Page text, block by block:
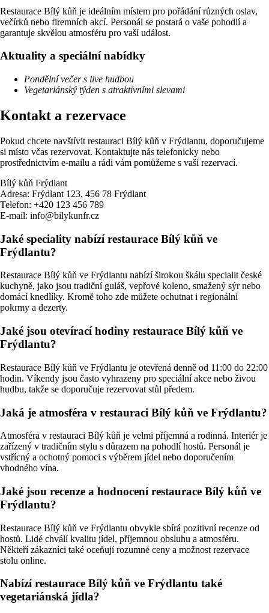
Restaurace Bílý kůň je ideálním místem pro pořádání různých oslav,
večírků nebo firemních akcí. Personál se postará o vaše pohodlí a
garantuje skvělou atmosféru pro vaší událost.
Aktuality a speciální nabídky
Pondělní večer s live hudbou
Vegetariánský týden s atraktivními slevami
Kontakt a rezervace
Pokud chcete navštívit restauraci Bílý kůň v Frýdlantu, doporučujeme
si místo včas rezervovat. Kontaktujte nás telefonicky nebo
prostřednictvím e-mailu a rádi vám pomůžeme s vaší rezervací.
Bílý kůň Frýdlant
Adresa: Frýdlant 123, 456 78 Frýdlant
Telefon: +420 123 456 789
E-mail: info@bilykunfr.cz
Jaké speciality nabízí restaurace Bílý kůň ve
Frýdlantu?
Restaurace Bílý kůň ve Frýdlantu nabízí širokou škálu specialit české
kuchyně, jako jsou tradiční guláš, vepřové koleno, smažený sýr nebo
domácí knedlíky. Kromě toho zde můžete ochutnat i regionální
pokrmy a dezerty.
Jaké jsou otevírací hodiny restaurace Bílý kůň ve
Frýdlantu?
Restaurace Bílý kůň ve Frýdlantu je otevřená denně od 11:00 do 22:00
hodin. Víkendy jsou často vyhrazeny pro speciální akce nebo živou
hudbu, takže se doporučuje rezervovat stůl předem.
Jaká je atmosféra v restauraci Bílý kůň ve Frýdlantu?
Atmosféra v restauraci Bílý kůň je velmi příjemná a rodinná. Interiér je
zařízený v tradičním stylu s důrazem na pohodlí hostů. Personál je
vstřícný a ochotný pomoci s výběrem jídel nebo doporučením
vhodného vína.
Jaké jsou recenze a hodnocení restaurace Bílý kůň ve
Frýdlantu?
Restaurace Bílý kůň ve Frýdlantu obvykle sbírá pozitivní recenze od
hostů. Lidé chválí kvalitu jídel, příjemnou obsluhu a atmosféru.
Někteří zákazníci také oceňují rozumné ceny a možnost rezervace
stolu online.
Nabízí restaurace Bílý kůň ve Frýdlantu také
vegetariánská jídla?